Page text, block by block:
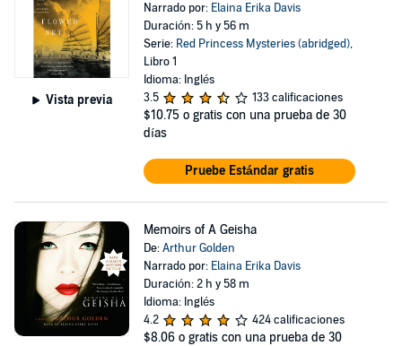
Vista previa
Narrado por: Elaina Erika Davis
Duración: 5 h y 56 m
Serie: Red Princess Mysteries (abridged),
Libro 1
Idioma: Inglés
3.5
133 calificaciones
$10.75 o gratis con una prueba de 30
días
Pruebe Estándar gratis
Memoirs of A Geisha
De:Arthur Golden
Narrado por: Elaina Erika Davis
Duración: 2 h y 58 m
Idioma: Inglés
4.2
424 calificaciones
$8.06 o gratis con una prueba de 30